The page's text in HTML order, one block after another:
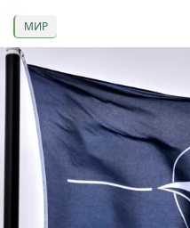
МИР